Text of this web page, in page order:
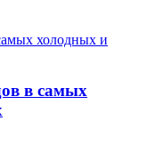
в самых